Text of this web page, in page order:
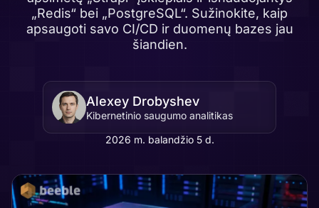
„Redis“ bei „PostgreSQL“. Sužinokite, kaip
apsaugoti savo CI/CD ir duomenų bazes jau
šiandien.
Alexey Drobyshev
Kibernetinio saugumo analitikas
2026 m. balandžio 5 d.